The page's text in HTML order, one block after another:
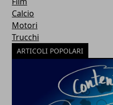
Calcio
Motori
Trucchi
ARTICOLI POPOLARI